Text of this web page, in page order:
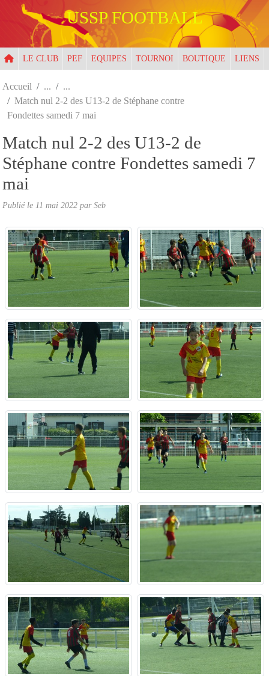
USSP FOOTBALL
LE CLUB PEF EQUIPES TOURNOI BOUTIQUE LIENS
Accueil
Match nul 2-2 des U13-2 de Stéphane contre
Fondettes samedi 7 mai
Match nul 2-2 des U13-2 de
Stéphane contre Fondettes samedi 7
mai
Publié le 11 mai 2022 parSeb
Panneau de gestion des cookies